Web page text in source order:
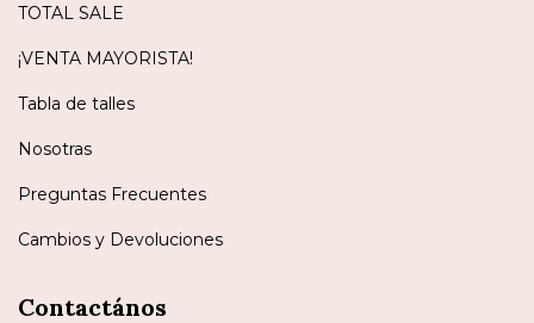
TOTAL SALE
¡VENTA MAYORISTA!
Tabla de talles
Nosotras
Preguntas Frecuentes
Cambios y Devoluciones
Contactános